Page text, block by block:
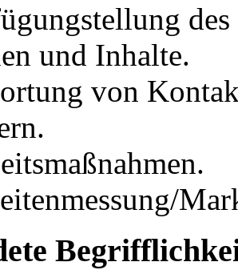
und Inhalte.
von